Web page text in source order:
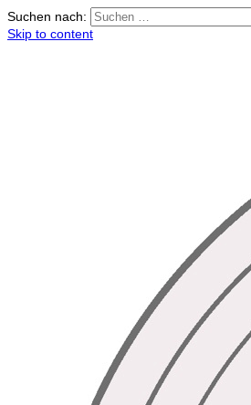
Suchen nach:
Skip to content